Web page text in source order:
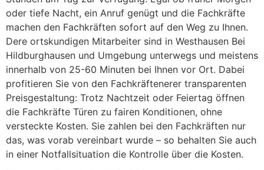
oder tiefe Nacht, ein Anruf genügt und die Fachkräfte
machen den Fachkräften sofort auf den Weg zu Ihnen.
Dere ortskundigen Mitarbeiter sind in Westhausen Bei
Hildburghausen und Umgebung unterwegs und meistens
innerhalb von 25-60 Minuten bei Ihnen vor Ort. Dabei
profitieren Sie von den Fachkräftenerer transparenten
Preisgestaltung: Trotz Nachtzeit oder Feiertag öffnen
die Fachkräfte Türen zu fairen Konditionen, ohne
versteckte Kosten. Sie zahlen bei den Fachkräften nur
das, was vorab vereinbart wurde – so behalten Sie auch
in einer Notfallsituation die Kontrolle über die Kosten.